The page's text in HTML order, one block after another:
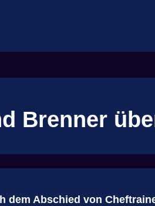
Brenner
dem Abschied von